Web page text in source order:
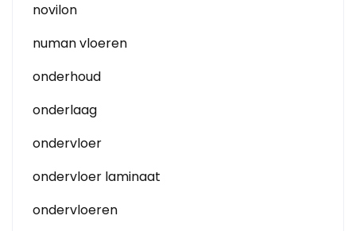
novilon
numan vloeren
onderhoud
onderlaag
ondervloer
ondervloer laminaat
ondervloeren